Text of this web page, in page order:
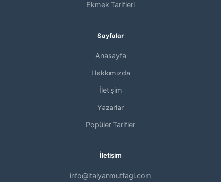
Ekmek Tarifleri
Sayfalar
Anasayfa
Hakkımızda
İletişim
Yazarlar
Popüler Tarifler
İletişim
info@italyanmutfagi.com